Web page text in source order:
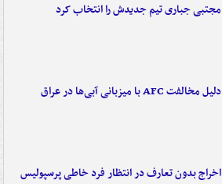
مجتبی جباری تیم جدیدش را انتخاب کرد
دلیل مخالفت AFC با میزبانی آبی‌ها در عراق
اخراج بدون تعارف در انتظار فرد خاطی پرسپولیس